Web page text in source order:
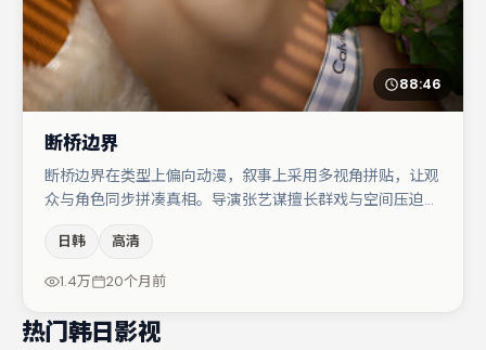
88:46
断桥边界
断桥边界在类型上偏向动漫，叙事上采用多视角拼贴，让观
众与角色同步拼凑真相。导演张艺谋擅长群戏与空间压迫
丽、于和伟、梁朝伟等，角色动机前后呼应，适合喜欢抠台
词与伏笔的观众。若你偏爱强类型与清晰主线，这部作品值
日韩 高清
1.4万 20个月前
热门韩日影视